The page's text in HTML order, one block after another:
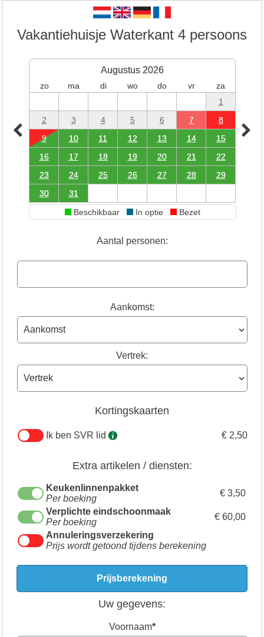
Vakantiehuisje Waterkant 4 persoons
Augustus 2026
zo ma di wo do vr
za
1
2
3 4 5 6 7
8
9
10 11 12 13 14
15
16
17 18 19 20 21
22
23
24 25 26 27 28
29
30
31
Beschikbaar
In optie Bezet
Aantal personen:
Aankomst:
Vertrek:
Kortingskaarten
Ik ben SVR lid € 2,50
Extra artikelen / diensten:
Keukenlinnenpakket
Per boeking
€ 3,50
Verplichte eindschoonmaak
Per boeking
€ 60,00
Annuleringsverzekering
Prijs wordt getoond tijdens berekening
Uw gegevens:
Voornaam*